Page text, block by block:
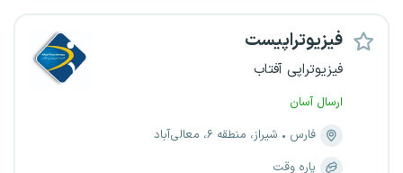
فیزیوتراپیست
فیزیوتراپی آفتاب
ارسال آسان
فارس
شیراز، منطقه ۶، معالی‌آباد
پاره وقت